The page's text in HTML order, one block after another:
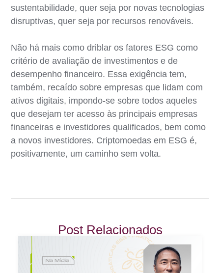
sustentabilidade, quer seja por novas tecnologias
disruptivas, quer seja por recursos renováveis.
Não há mais como driblar os fatores ESG como
critério de avaliação de investimentos e de
desempenho financeiro. Essa exigência tem,
também, recaído sobre empresas que lidam com
ativos digitais, impondo-se sobre todos aqueles
que desejam ter acesso às principais empresas
financeiras e investidores qualificados, bem como
a novos investidores. Criptomoedas em ESG é,
positivamente, um caminho sem volta.
Post Relacionados